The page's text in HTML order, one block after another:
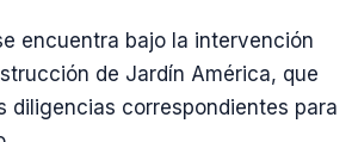
encuentra bajo la intervención
de Jardín América, que
diligencias correspondientes para